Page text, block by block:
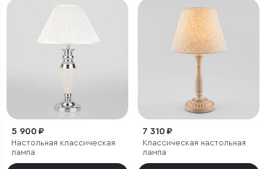
5 900 ₽
Настольная классическая
лампа
7 310 ₽
Классическая настольная
лампа